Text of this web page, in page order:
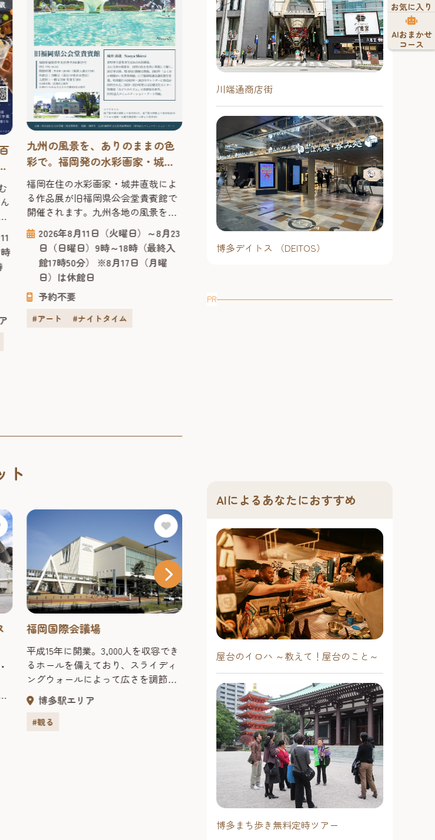
九州の風景を、ありのままの色
彩で。福岡発の水彩画家・城井
直哉が描く「水彩画作品展」
福岡在住の水彩画家・城井直哉によ
る作品展が旧福岡県公会堂貴賓館で
開催されます。九州各地の風景を、
ありのままの色彩で描いた作品の
数々が並び、噴水や緑、光の反射ま
で丁寧に再現された絵からは、その
土地の空気が感じられます。 今回の
会場となる「旧福岡県公会堂貴賓
館」は、1910年、九州沖縄八県連合
治43年には皇族の宿泊所としても使
2026年8月11日（火曜日）～8月23
日（日曜日）9時～18時（最終入
館17時50分） ※8月17日（月曜
日）は休館日
予約不要
#アート #ナイトタイム
夏はホークス！天神夏まつり
2026 【福岡市役所西側ふれあい
広場】
昨年に引き続き、7月17日（金）～8
月23日（日）に福岡市役所西側ふれ
夏まつり2026」を開催決定！ 会場の
シンボルである櫓（やぐら）はホー
クス仕様に装飾され、お気に入りの
選手と写真撮影を楽しめるフォトス
ポットとして会場を彩ります。さら
に、ホークス戦のナイター試合開催
日にはパブリックビューイングを実
施！ ■「夏はホークス！天神夏まつ
り2026」とは 「天神...
日（日曜日）17時30分〜22時※悪
天候時は主催者側の判断により、
中止になることがあります。
予約不要
天神・薬院エリア
#お祭り＆季節のイベント
#グルメ
#ナイトタイム
リアル恐竜シ
ク』【キャナ
2026年 ～恐
スリップ感覚
べる！
通算60万人を
ショーが福岡
で楽しめるリ
2026年も開催
2026年8月
ト
福岡国際会議場
平成15年に開業。3,000人を収容でき
るホールを備えており、スライディ
ングウォールによって広さを調節で
きる会議室や６カ国語に対応できる
同時通訳ブース、最先端の映像設備
を完備している。マリンメッセ福岡
博多駅エリア
#観る
福岡サンパレスホテル&ホール
コンサートホール、会議場、宴会
場、ホテル等を備えた複合施設。
ホールはコンサート、バレエ、演劇
などが楽しめる2316席を確保。 ホテ
ル１階レストラン＆カフェ「ラグー
ン」、ホテル10階に博多湾を一望し
ながらフレンチを楽しめる展望レス
トラン「ラピュタ」、9階に展望和食
処「銀河」、1階にはレストラン＆カ
フェ「ラグーン」があり、コンサー
トホールをはじめ、様々なスタイル
に応じるブライダルにも人気があ
博多駅エリア
#泊まる
福岡国際セン
わたって福岡
シーンを支えて
スペースに最大
能。集会や企
競技等が開催
月に開催され
場として市民
る。
天神・薬院
#観る
川端通商店街
博多デイトス （DEITOS）
PR
AIによるあなたにおすすめ
屋台のイロハ ～教えて！屋台のこと～
博多まち歩き無料定時ツアー
お気に入り
AIおまかせ
コース